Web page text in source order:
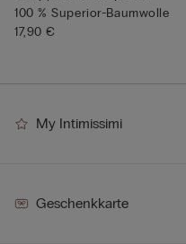
100 % Superior-Baumwolle
17,90 €
My Intimissimi
Geschenkkarte